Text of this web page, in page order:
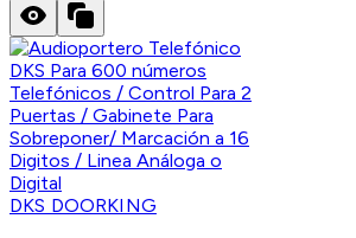
DKS DOORKING